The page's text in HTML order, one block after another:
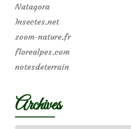
Natagora
Insectes.net
zoom-nature.fr
florealpes.com
notesdeterrain
Archives